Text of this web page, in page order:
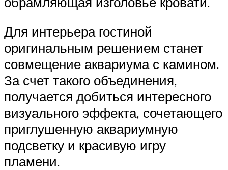
Для интерьера гостиной
оригинальным решением станет
совмещение аквариума с камином.
За счет такого объединения,
получается добиться интересного
визуального эффекта, сочетающего
приглушенную аквариумную
подсветку и красивую игру
пламени.